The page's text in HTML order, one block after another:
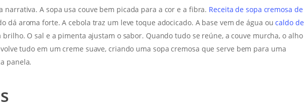
narrativa. A sopa usa couve bem picada para a cor e a fibra. Receita de sopa cremosa de
dá aroma forte. A cebola traz um leve toque adocicado. A base vem de água oucaldo de
brilho. O sal e a pimenta ajustam o sabor. Quando tudo se reúne, a couve murcha, o alho
tudo em um creme suave, criando uma sopa cremosa que serve bem para uma
panela.